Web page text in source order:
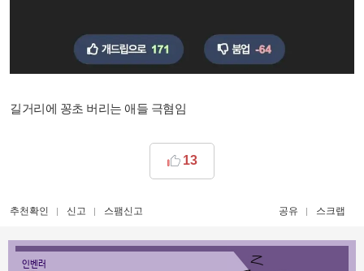
길거리에 꽁초 버리는 애들 극혐임
13
추천확인 신고 스팸신고 공유 스크랩
인벤러